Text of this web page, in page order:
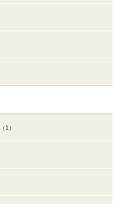
（1）